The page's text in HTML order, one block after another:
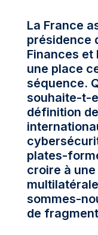
La France
présidence
Finances
une place
séquence.
souhaite-t-
définition
plates-
croire à
sommes-
de